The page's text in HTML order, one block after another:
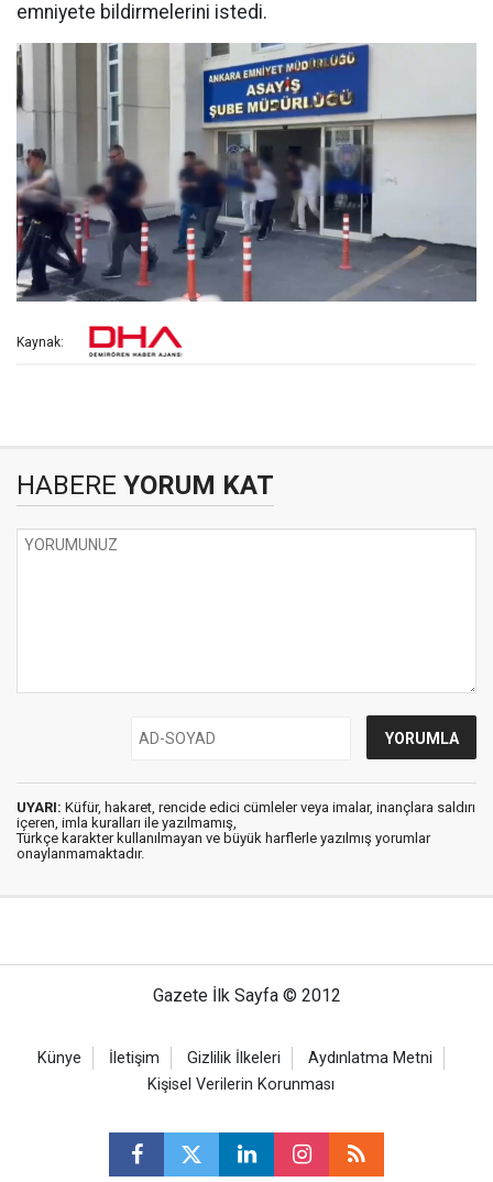
emniyete bildirmelerini istedi.
Kaynak:
HABERE YORUM KAT
UYARI: Küfür, hakaret, rencide edici cümleler veya imalar, inançlara saldırı
içeren, imla kuralları ile yazılmamış,
Türkçe karakter kullanılmayan ve büyük harflerle yazılmış yorumlar
onaylanmamaktadır.
Gazete İlk Sayfa © 2012
Künye İletişim Gizlilik İlkeleri
Aydınlatma Metni
Kişisel Verilerin Korunması